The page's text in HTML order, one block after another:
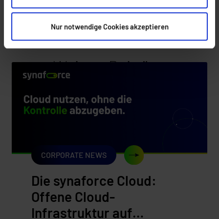
Nur notwendige Cookies akzeptieren
Weitere Beiträge
CORPORATE NEWS
Die synaforce Cloud:
Offene Cloud-
Infrastruktur auf